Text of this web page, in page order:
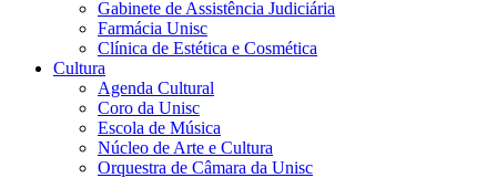
Gabinete de Assistência Judiciária
Farmácia Unisc
Clínica de Estética e Cosmética
Cultura
Agenda Cultural
Coro da Unisc
Escola de Música
Núcleo de Arte e Cultura
Orquestra de Câmara da Unisc